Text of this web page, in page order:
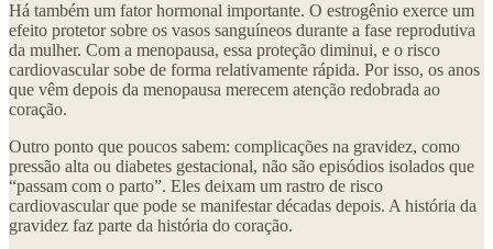
Há também um fator hormonal importante. O estrogênio exerce um
efeito protetor sobre os vasos sanguíneos durante a fase reprodutiva
da mulher. Com a menopausa, essa proteção diminui, e o risco
cardiovascular sobe de forma relativamente rápida. Por isso, os anos
que vêm depois da menopausa merecem atenção redobrada ao
coração.
Outro ponto que poucos sabem: complicações na gravidez, como
pressão alta ou diabetes gestacional, não são episódios isolados que
“passam com o parto”. Eles deixam um rastro de risco
cardiovascular que pode se manifestar décadas depois. A história da
gravidez faz parte da história do coração.